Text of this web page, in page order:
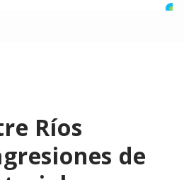
Ríos
de